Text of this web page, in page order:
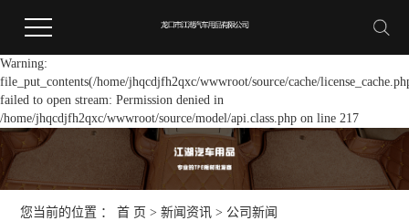
Warning:
file_put_contents(/home/jhqcdjfh2qxc/wwwroot/source/cache/
failed to open stream: Permission denied in
/home/jhqcdjfh2qxc/wwwroot/source/model/api.class.php on line 217
您当前的位置 ：首 页 >新闻资讯 > 公司新闻